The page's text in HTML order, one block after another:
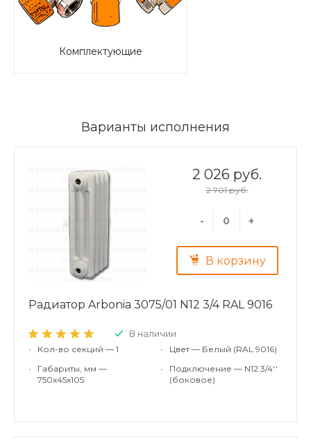
Комплектующие
Варианты исполнения
2 026 руб.
2 701 руб.
- +
В корзину
Радиатор Arbonia 3075/01 N12 3/4 RAL 9016
В наличии
•
Кол-во секций — 1
•
Габариты, мм —
750x45x105
•
Цвет — Белый (RAL 9016)
•
Подключение — N12 3/4''
(боковое)